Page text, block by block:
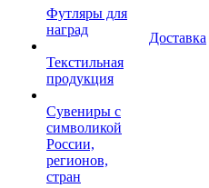
Футляры для
наград
Текстильная
продукция
Сувениры с
символикой
России,
регионов,
стран
Доставка